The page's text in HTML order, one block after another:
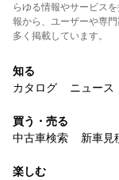
らゆる情報やサービス
報から、ユーザーや専
多く掲載しています。
知る
カタログ
ニュース
買う・売る
中古車検索
新車見
楽しむ